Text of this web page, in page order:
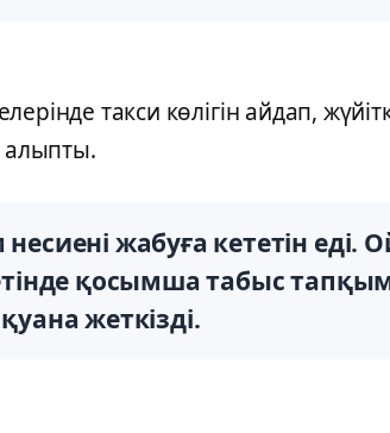
такси көлігін айдап,
алыпты.
жабуға кететін еді.
қосымша табыс
жеткізді.